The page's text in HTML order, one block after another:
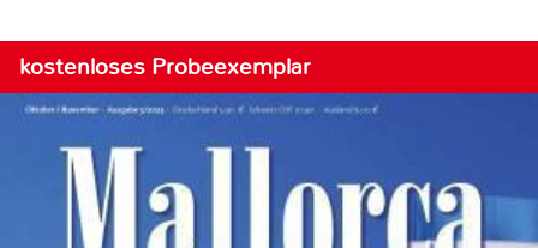
kostenloses Probeexemplar